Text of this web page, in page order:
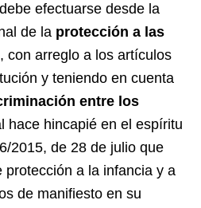
efectuarse desde la
de la protección a las
, con arreglo a los artículos
y teniendo en cuenta
entre los
hace hincapié en el espíritu
2015, de 28 de julio que
protección a la infancia y a
de manifiesto en su